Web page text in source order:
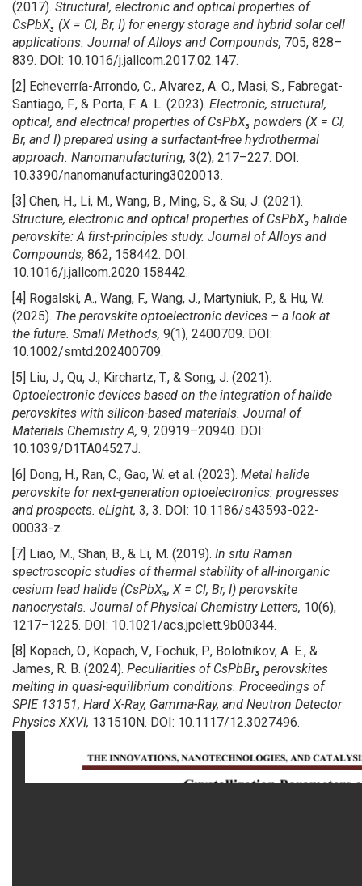
(2017). Structural, electronic and optical properties of
CsPbX₃ (X = Cl, Br, I) for energy storage and hybrid solar cell
applications. Journal of Alloys and Compounds, 705, 828–
839. DOI: 10.1016/j.jallcom.2017.02.147.
[2] Echeverría-Arrondo, C., Alvarez, A. O., Masi, S., Fabregat-
Santiago, F., & Porta, F. A. L. (2023). Electronic, structural,
optical, and electrical properties of CsPbX₃ powders (X = Cl,
Br, and I) prepared using a surfactant-free hydrothermal
approach. Nanomanufacturing, 3(2), 217–227. DOI:
10.3390/nanomanufacturing3020013.
[3] Chen, H., Li, M., Wang, B., Ming, S., & Su, J. (2021).
Structure, electronic and optical properties of CsPbX₃ halide
perovskite: A first-principles study. Journal of Alloys and
Compounds, 862, 158442. DOI:
10.1016/j.jallcom.2020.158442.
[4] Rogalski, A., Wang, F., Wang, J., Martyniuk, P., & Hu, W.
(2025). The perovskite optoelectronic devices – a look at
the future. Small Methods, 9(1), 2400709. DOI:
10.1002/smtd.202400709.
[5] Liu, J., Qu, J., Kirchartz, T., & Song, J. (2021).
Optoelectronic devices based on the integration of halide
perovskites with silicon-based materials. Journal of
Materials Chemistry A, 9, 20919–20940. DOI:
10.1039/D1TA04527J.
[6] Dong, H., Ran, C., Gao, W. et al. (2023). Metal halide
perovskite for next-generation optoelectronics: progresses
and prospects. eLight, 3, 3. DOI: 10.1186/s43593-022-
00033-z.
[7] Liao, M., Shan, B., & Li, M. (2019). In situ Raman
spectroscopic studies of thermal stability of all-inorganic
cesium lead halide (CsPbX₃, X = Cl, Br, I) perovskite
nanocrystals. Journal of Physical Chemistry Letters, 10(6),
1217–1225. DOI: 10.1021/acs.jpclett.9b00344.
[8] Kopach, O., Kopach, V., Fochuk, P., Bolotnikov, A. E., &
James, R. B. (2024). Peculiarities of CsPbBr₃ perovskites
melting in quasi-equilibrium conditions. Proceedings of
SPIE 13151, Hard X-Ray, Gamma-Ray, and Neutron Detector
Physics XXVI, 131510N. DOI: 10.1117/12.3027496.